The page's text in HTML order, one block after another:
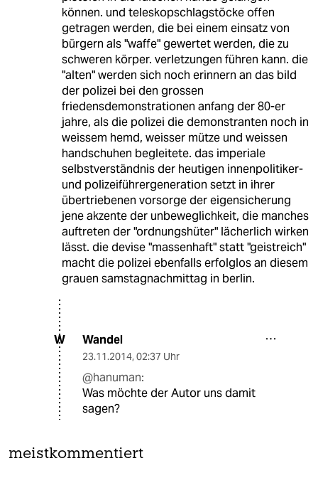
können. und teleskopschlagstöcke offen
getragen werden, die bei einem einsatz von
bürgern als "waffe" gewertet werden, die zu
schweren körper. verletzungen führen kann. die
"alten" werden sich noch erinnern an das bild
der polizei bei den grossen
friedensdemonstrationen anfang der 80-er
jahre, als die polizei die demonstranten noch in
weissem hemd, weisser mütze und weissen
handschuhen begleitete. das imperiale
selbstverständnis der heutigen innenpolitiker-
und polizeiführergeneration setzt in ihrer
übertriebenen vorsorge der eigensicherung
jene akzente der unbeweglichkeit, die manches
auftreten der "ordnungshüter" lächerlich wirken
lässt. die devise "massenhaft" statt "geistreich"
macht die polizei ebenfalls erfolglos an diesem
grauen samstagnachmittag in berlin.
W Wandel
23.11.2014, 02:37 Uhr
@hanuman:
Was möchte der Autor uns damit
sagen?
meistkommentiert